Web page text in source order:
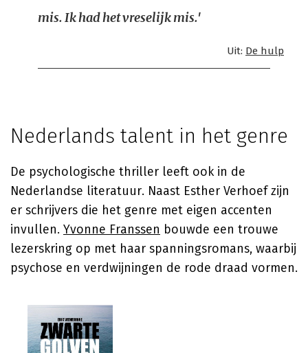
mis. Ik had het vreselijk mis.'
Uit: De hulp
Nederlands talent in het genre
De psychologische thriller leeft ook in de
Nederlandse literatuur. Naast Esther Verhoef zijn
er schrijvers die het genre met eigen accenten
invullen. Yvonne Franssen bouwde een trouwe
lezerskring op met haar spanningsromans, waarbij
psychose en verdwijningen de rode draad vormen.